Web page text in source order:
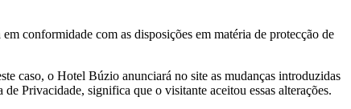
conformidade com as disposições em matéria de protecção de
caso, o Hotel Búzio anunciará no site as mudanças introduzidas
Privacidade, significa que o visitante aceitou essas alterações.